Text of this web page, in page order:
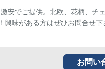
安でご提供。北欧、花柄、チ
興味がある方はぜひお問合せ下
お問い